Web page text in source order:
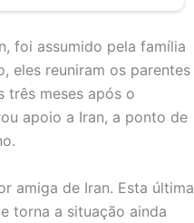
foi assumido pela família
eles reuniram os parentes
três meses após o
apoio a Iran, a ponto de
amiga de Iran. Esta última
torna a situação ainda